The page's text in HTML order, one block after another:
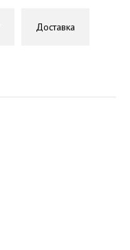
Доставка